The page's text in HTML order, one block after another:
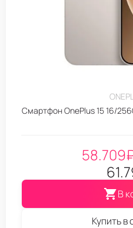
Смартфон OnePlus 15 16/
58.709
В
Купить в